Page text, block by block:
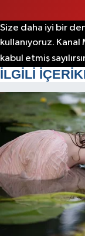
Size daha iyi bir
kullanıyoruz.
kabul etmiş